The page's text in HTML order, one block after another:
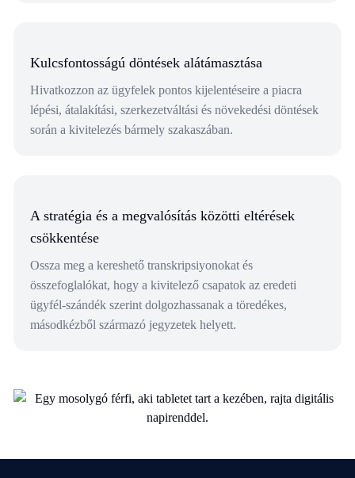
Kulcsfontosságú döntések alátámasztása
Hivatkozzon az ügyfelek pontos kijelentéseire a piacra
lépési, átalakítási, szerkezetváltási és növekedési döntések
során a kivitelezés bármely szakaszában.
A stratégia és a megvalósítás közötti eltérések
csökkentése
Ossza meg a kereshető transkripsiyonokat és
összefoglalókat, hogy a kivitelező csapatok az eredeti
ügyfél-szándék szerint dolgozhassanak a töredékes,
másodkézből származó jegyzetek helyett.